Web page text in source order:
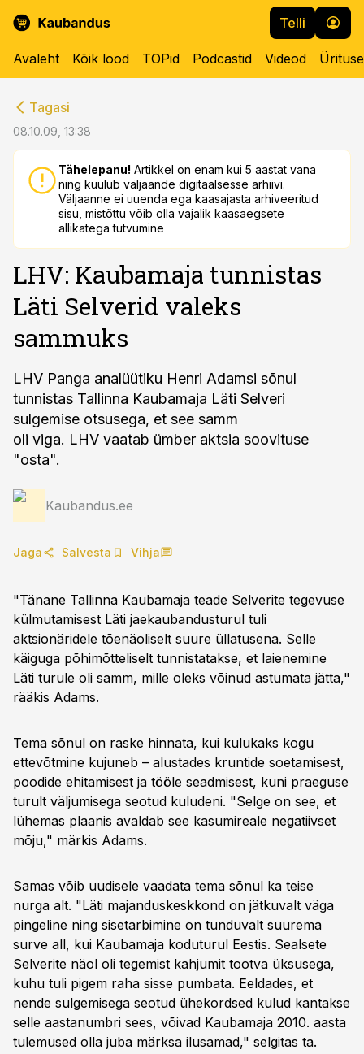
Telli
Avaleht Kõik lood TOPid Podcastid Videod
Tagasi
08.10.09, 13:38
Tähelepanu! Artikkel on enam kui 5 aastat vana
ning kuulub väljaande digitaalsesse arhiivi.
Väljaanne ei uuenda ega kaasajasta arhiveeritud
sisu, mistõttu võib olla vajalik kaasaegsete
allikatega tutvumine
LHV: Kaubamaja tunnistas
Läti Selverid valeks
sammuks
LHV Panga analüütiku Henri Adamsi sõnul
tunnistas Tallinna Kaubamaja Läti Selveri
sulgemise otsusega, et see samm
oli viga. LHV vaatab ümber aktsia soovituse
"osta".
Kaubandus.ee
Jaga Salvesta Vihja
"Tänane Tallinna Kaubamaja teade Selverite tegevuse
külmutamisest Läti jaekaubandusturul tuli
aktsionäridele tõenäoliselt suure üllatusena. Selle
käiguga põhimõtteliselt tunnistatakse, et laienemine
Läti turule oli samm, mille oleks võinud astumata jätta,"
rääkis Adams.
Tema sõnul on raske hinnata, kui kulukaks kogu
ettevõtmine kujuneb – alustades kruntide soetamisest,
poodide ehitamisest ja tööle seadmisest, kuni praeguse
turult väljumisega seotud kuludeni. "Selge on see, et
lühemas plaanis avaldab see kasumireale negatiivset
mõju," märkis Adams.
Samas võib uudisele vaadata tema sõnul ka teise
nurga alt. "Läti majanduskeskkond on jätkuvalt väga
pingeline ning sisetarbimine on tunduvalt suurema
surve all, kui Kaubamaja koduturul Eestis. Sealsete
Selverite näol oli tegemist kahjumit tootva üksusega,
kuhu tuli pigem raha sisse pumbata. Eeldades, et
nende sulgemisega seotud ühekordsed kulud kantakse
selle aastanumbri sees, võivad Kaubamaja 2010. aasta
tulemused olla juba märksa ilusamad," selgitas ta.